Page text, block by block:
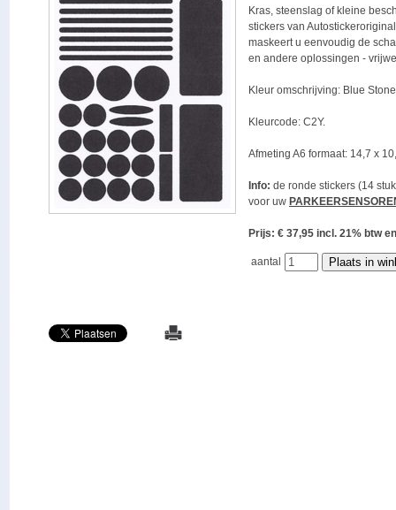
Kras, steenslag of kleine
stickers van
maskeert u eenvoudig de
en andere oplossingen -
Kleur omschrijving: Blue
Kleurcode: C2Y.
Afmeting A6 formaat: 14,7 x
Info: de ronde stickers (14
voor uw
Prijs: € 37,95 incl. 21% btw
aantal